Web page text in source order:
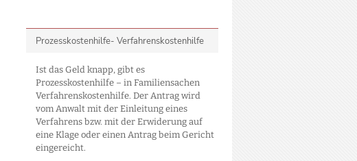
Prozesskostenhilfe- Verfahrenskostenhilfe
Ist das Geld knapp, gibt es
Prozesskostenhilfe – in Familiensachen
Verfahrenskostenhilfe. Der Antrag wird
vom Anwalt mit der Einleitung eines
Verfahrens bzw. mit der Erwiderung auf
eine Klage oder einen Antrag beim Gericht
eingereicht.